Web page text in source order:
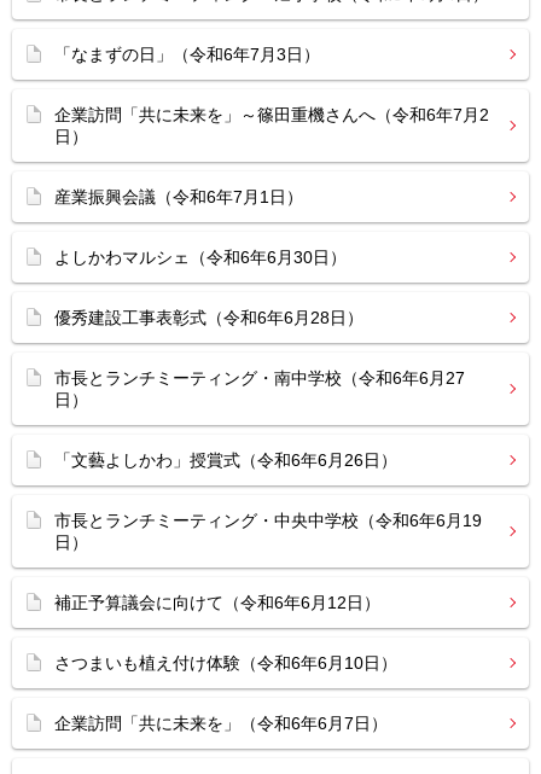
「なまずの日」（令和6年7月3日）
企業訪問「共に未来を」～篠田重機さんへ（令和6年7月2
日）
産業振興会議（令和6年7月1日）
よしかわマルシェ（令和6年6月30日）
優秀建設工事表彰式（令和6年6月28日）
市長とランチミーティング・南中学校（令和6年6月27
日）
「文藝よしかわ」授賞式（令和6年6月26日）
市長とランチミーティング・中央中学校（令和6年6月19
日）
補正予算議会に向けて（令和6年6月12日）
さつまいも植え付け体験（令和6年6月10日）
企業訪問「共に未来を」（令和6年6月7日）